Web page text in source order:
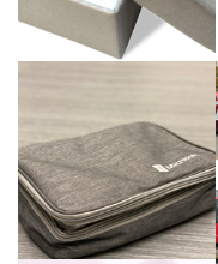
Cestovní set po
nabíjení a s potiskem
pouzdra